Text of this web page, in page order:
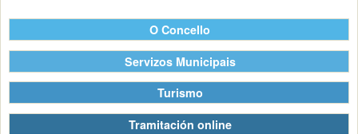
O Concello
Servizos Municipais
Turismo
Tramitación online